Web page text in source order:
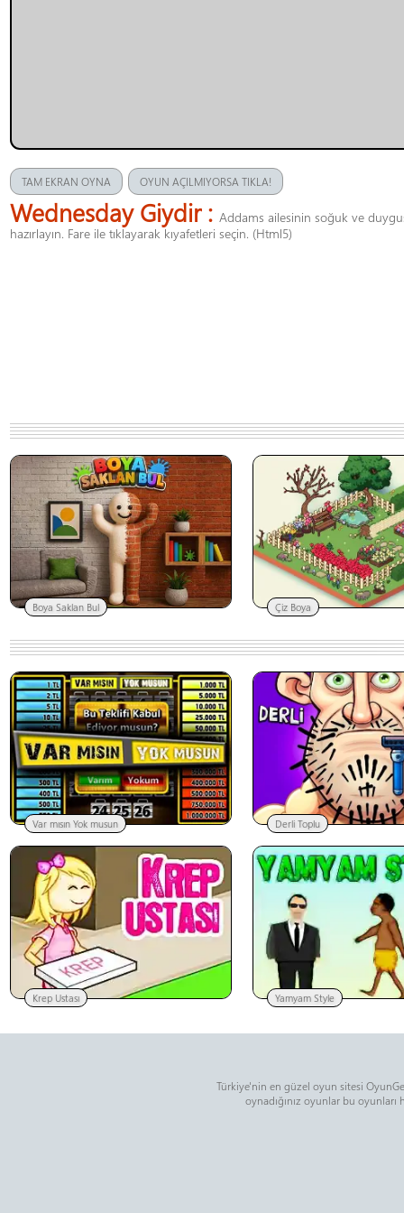
TAM EKRAN OYNA OYUN AÇILMIYORSA TIKLA!
Wednesday Giydir : Addams ailesinin soğuk ve
hazırlayın. Fare ile tıklayarak kıyafetleri seçin. (Html5)
Boya Saklan Bul Çiz Boya
Var mısın Yok musun Derli Toplu
Krep Ustası Yamyam Style
Türkiye'nin en güzel oyun sitesi
oynadığınız oyunlar bu